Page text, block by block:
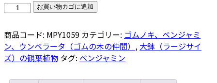
ベ
ジ
ャ
ミ
ン・
バ
お買い物カゴに追加
商品コード: MPY1059 カテゴリー: ゴムノキ、ベンジャミ
ン、ウンベラータ（ゴムの木の仲間） , 大鉢（ラージサイ
ズ）の観葉植物 タグ: ベンジャミン